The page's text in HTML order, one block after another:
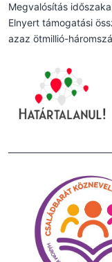
Megvalósítás
Elnyert támogatási
azaz ötmillió-